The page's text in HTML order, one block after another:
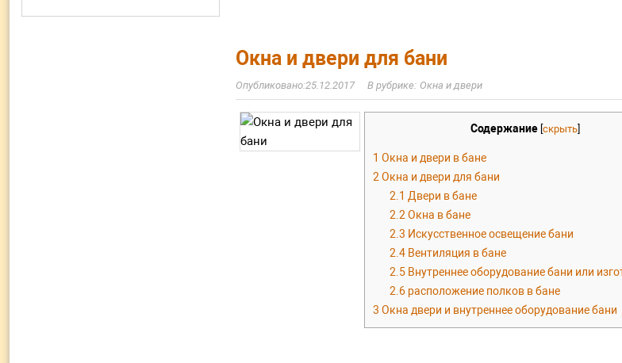
Окна и двери для бани
25.12.2017 Окна и двери
Содержание [скрыть]
1 Окна и двери в бане
2 Окна и двери для бани
2.1 Двери в бане
2.2 Окна в бане
2.3 Искусственное освещение бани
2.4 Вентиляция в бане
2.5 Внутреннее оборудование бани или
2.6 расположение полков в бане
3 Окна двери и внутреннее оборудование бани